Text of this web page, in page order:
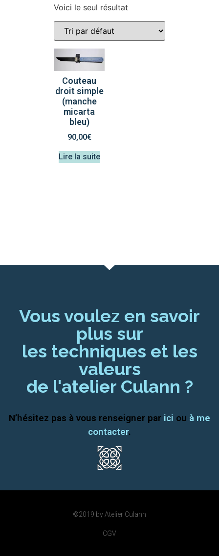
Voici le seul résultat
Couteau
droit simple
(manche
micarta
bleu)
90,00€
Lire la suite
Vous voulez en savoir
plus sur
les techniques et les
valeurs
de l'atelier Culann ?
N’hésitez pas à vous renseigner par ici ou à me
contacter.
©2019 by Atelier Culann
CGV